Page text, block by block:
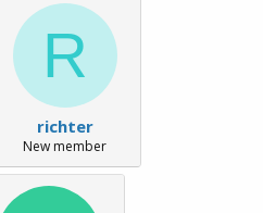
R
richter
New member